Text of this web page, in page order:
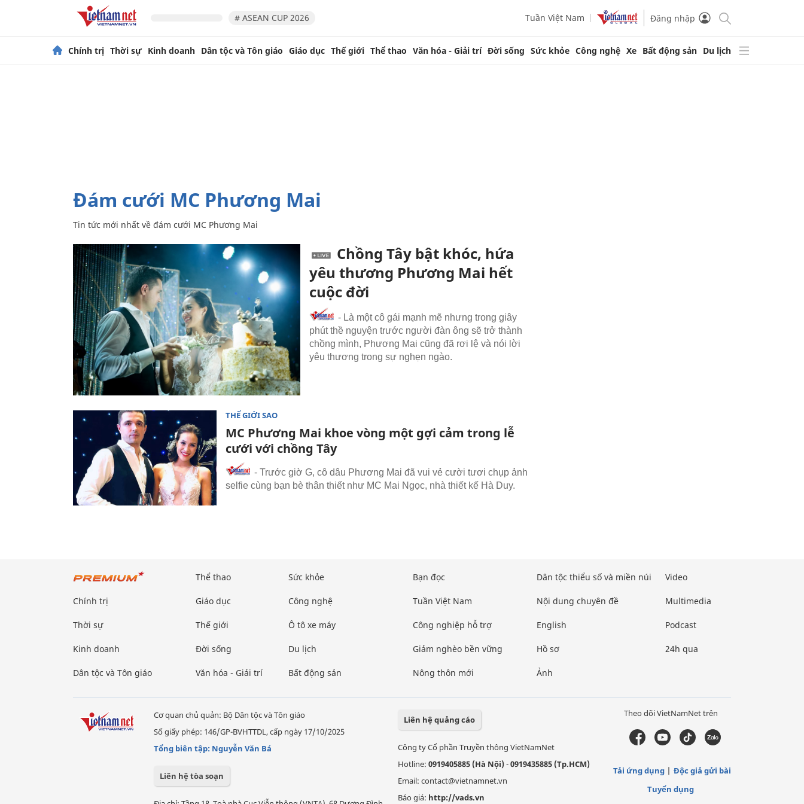
# ASEAN CUP 2026 Tuần Việt Nam Đăng nhập
Chính trị Thời sự Kinh doanh Dân tộc và Tôn giáo Giáo dục Thế giới Thể thao Văn hóa - Giải trí Đời sống Sức khỏe Công nghệ Xe Bất động sản Du lịch
đám cưới MC Phương Mai
Tin tức mới nhất về đám cưới MC Phương Mai
Chồng Tây bật khóc, hứa
yêu thương Phương Mai hết
cuộc đời
- Là một cô gái mạnh mẽ nhưng trong giây
phút thề nguyện trước người đàn ông sẽ trở thành
chồng mình, Phương Mai cũng đã rơi lệ và nói lời
yêu thương trong sự nghẹn ngào.
THẾ GIỚI SAO
MC Phương Mai khoe vòng một gợi cảm trong lễ
cưới với chồng Tây
- Trước giờ G, cô dâu Phương Mai đã vui vẻ cười tươi chụp ảnh
selfie cùng bạn bè thân thiết như MC Mai Ngọc, nhà thiết kế Hà Duy.
Chính trị
Thời sự
Kinh doanh
Dân tộc và Tôn giáo
Thể thao
Giáo dục
Thế giới
Đời sống
Văn hóa - Giải trí
Sức khỏe
Công nghệ
Ô tô xe máy
Du lịch
Bất động sản
Bạn đọc
Tuần Việt Nam
Công nghiệp hỗ trợ
Giảm nghèo bền vững
Nông thôn mới
Dân tộc thiểu số và miền núi
Nội dung chuyên đề
English
Hồ sơ
Ảnh
Video
Multimedia
Podcast
24h qua
Cơ quan chủ quản: Bộ Dân tộc và Tôn giáo
Số giấy phép: 146/GP-BVHTTDL, cấp ngày 17/10/2025
Tổng biên tập: Nguyễn Văn Bá
Liên hệ tòa soạn
Liên hệ quảng cáo
Công ty Cổ phần Truyền thông VietNamNet
Hotline: 0919405885 (Hà Nội)-0919435885 (Tp.HCM)
Email: contact@vietnamnet.vn
Báo giá: http://vads.vn
Theo dõi VietNamNet trên
Tải ứng dụng
Độc giả gửi bài
Tuyển dụng